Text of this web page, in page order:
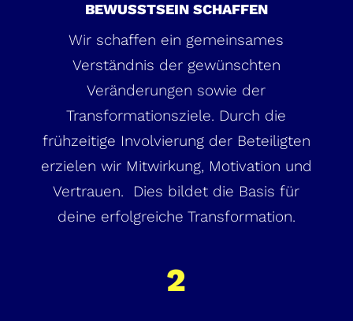
BEWUSSTSEIN SCHAFFEN
Wir schaffen ein gemeinsames
Verständnis der gewünschten
Veränderungen sowie der
Transformationsziele. Durch die
frühzeitige Involvierung der Beteiligten
erzielen wir Mitwirkung, Motivation und
Vertrauen. Dies bildet die Basis für
deine erfolgreiche Transformation.
2